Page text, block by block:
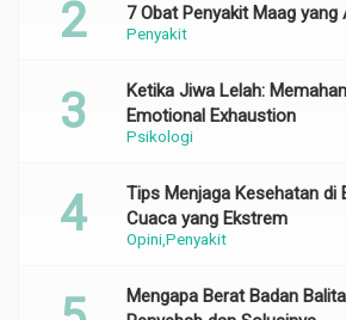
Penyakit
7 Obat Penyakit Maag
Psikologi
Ketika Jiwa Lelah:
Emotional Exhaustion
OpiniPenyakit
Tips Menjaga Kesehatan di
Cuaca yang Ekstrem
Mengapa Berat Badan